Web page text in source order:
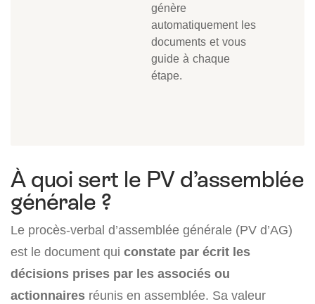
génère
automatiquement les
documents et vous
guide à chaque
étape.
À quoi sert le PV d’assemblée
générale ?
Le procès-verbal d’assemblée générale (PV d’AG)
est le document qui constate par écrit les
décisions prises par les associés ou
actionnaires réunis en assemblée. Sa valeur